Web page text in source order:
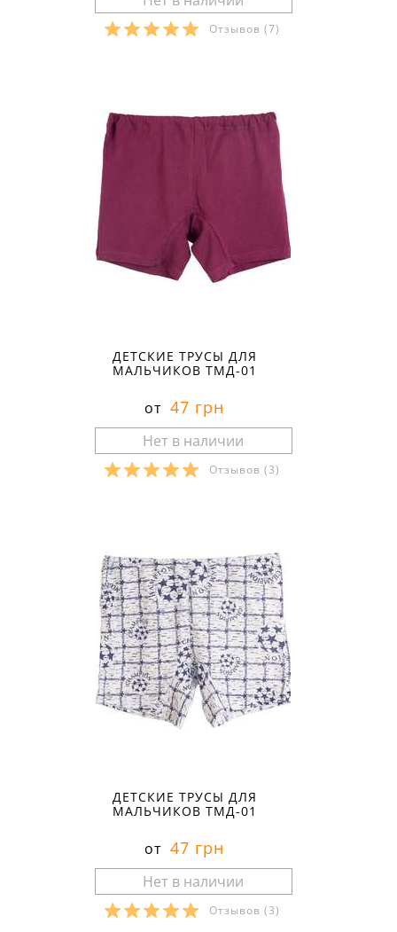
Отзывов (7)
ДЕТСКИЕ ТРУСЫ ДЛЯ
МАЛЬЧИКОВ ТМД-01
от 47 грн
Отзывов (3)
ДЕТСКИЕ ТРУСЫ ДЛЯ
МАЛЬЧИКОВ ТМД-01
от 47 грн
Отзывов (3)